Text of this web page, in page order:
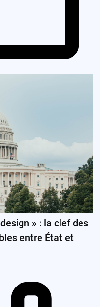
» : la clef des
entre État et